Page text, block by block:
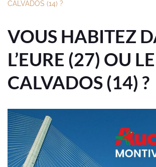
CALVADOS (14) ?
VOUS HABITEZ
L’EURE (27) OU LE
CALVADOS (14) ?